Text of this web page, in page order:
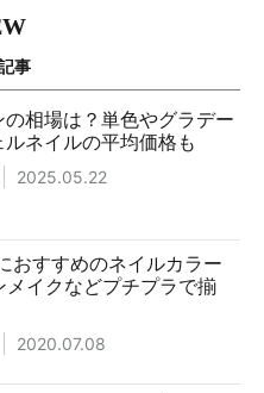
事
相場は？単色やグラデー
ルネイルの平均価格も
2025.05.22
おすすめのネイルカラー
イクなどプチプラで揃
2020.07.08